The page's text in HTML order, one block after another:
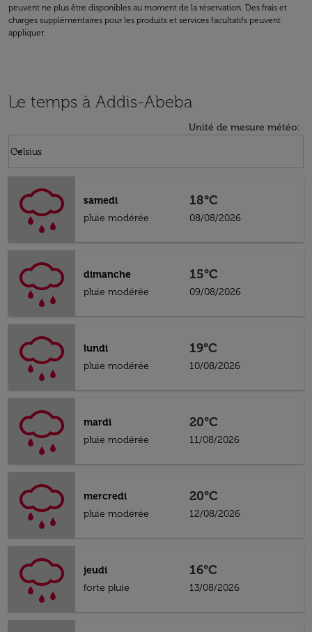
peuvent ne plus être disponibles au moment de la réservation. Des frais et
charges supplémentaires pour les produits et services facultatifs peuvent
appliquer.
Le temps à Addis-Abeba
Unité de mesure météo:
Celsius
keyboard_arrow_down
samedi
pluie modérée
18°C
08/08/2026
dimanche
pluie modérée
15°C
09/08/2026
lundi
pluie modérée
19°C
10/08/2026
mardi
pluie modérée
20°C
11/08/2026
mercredi
pluie modérée
20°C
12/08/2026
jeudi
forte pluie
16°C
13/08/2026